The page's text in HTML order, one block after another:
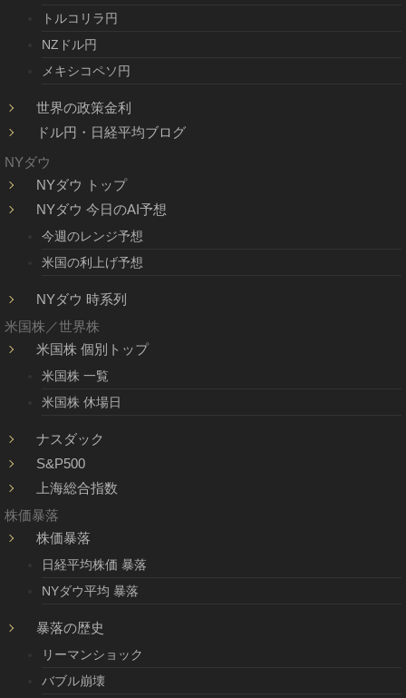
トルコリラ円
NZドル円
メキシコペソ円
世界の政策金利
ドル円・日経平均ブログ
NYダウ
NYダウ トップ
NYダウ 今日のAI予想
今週のレンジ予想
米国の利上げ予想
NYダウ 時系列
米国株／世界株
米国株 個別トップ
米国株 一覧
米国株 休場日
ナスダック
S&P500
上海総合指数
株価暴落
株価暴落
日経平均株価 暴落
NYダウ平均 暴落
暴落の歴史
リーマンショック
バブル崩壊